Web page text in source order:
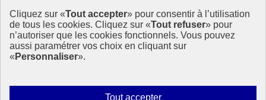
Cliquez sur «Tout accepter» pour consentir à l’utilisation
de tous les cookies. Cliquez sur «Tout refuser» pour
n’autoriser que les cookies fonctionnels. Vous pouvez
aussi paramétrer vos choix en cliquant sur
« Personnaliser».
Tout accepterAutoriser
info.gouv.fr- ouvre une nouvelle fenêtre
service-public.fr - ouvre une nouvelle fenêtre
legifrance.gouv.fr- ouvre une nouvelle fenêtre
data.gouv.fr- ouvre une nouvelle fenêtre
Plan du site
Mentions légales